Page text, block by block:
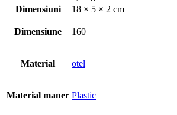
Dimensiuni
18 × 5 × 2 cm
Dimensiune 160
Material otel
Material maner Plastic